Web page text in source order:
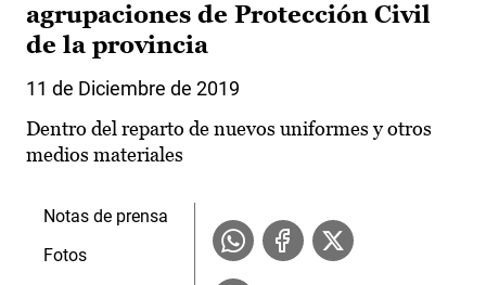
agrupaciones de Protección Civil
de la provincia
11 de Diciembre de 2019
Dentro del reparto de nuevos uniformes y otros
medios materiales
Notas de prensa
Fotos